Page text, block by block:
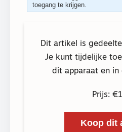
toegang te krijgen.
Dit artikel is
Je kunt tijdelijke
dit apparaat en in
Prijs:
Koop dit